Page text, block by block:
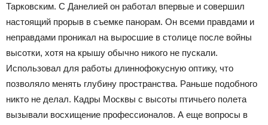
Тарковским. С Данелией он работал впервые и совершил
настоящий прорыв в съемке панорам. Он всеми правдами и
неправдами проникал на выросшие в столице после войны
высотки, хотя на крышу обычно никого не пускали.
Использовал для работы длиннофокусную оптику, что
позволяло менять глубину пространства. Раньше подобного
никто не делал. Кадры Москвы с высоты птичьего полета
вызывали восхищение профессионалов. А еще вопросы в